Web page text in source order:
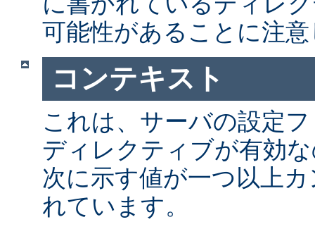
可能性があることに注
コンテキスト
これは、サーバの設定
ディレクティブが有効
次に示す値が一つ以上
れています。